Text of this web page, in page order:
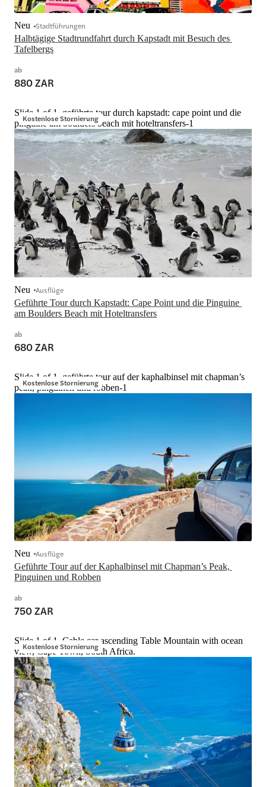
Halbtägige Stadtrundfahrt durch Kapstadt mit Besuch des
Tafelbergs
Neu Stadtführungen
ab
880 ZAR
Kostenlose Stornierung
Slide 1 of 1, geführte tour durch kapstadt: cape point und die
pinguine am boulders beach mit hoteltransfers-1
Geführte Tour durch Kapstadt: Cape Point und die Pinguine
am Boulders Beach mit Hoteltransfers
Neu Ausflüge
ab
680 ZAR
Kostenlose Stornierung
Slide 1 of 1, geführte tour auf der kaphalbinsel mit chapman’s
peak, pinguinen und robben-1
Geführte Tour auf der Kaphalbinsel mit Chapman’s Peak,
Pinguinen und Robben
Neu Ausflüge
ab
750 ZAR
Kostenlose Stornierung
Slide 1 of 1, Cable car ascending Table Mountain with ocean
view, Cape Town, South Africa.